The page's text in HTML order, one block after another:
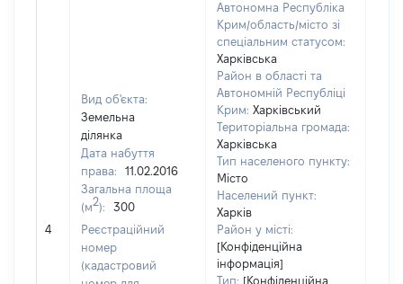
4
Вид об'єкта:
Земельна
ділянка
Дата набуття
права:
11.02.2016
Загальна площа
(м2):
300
Реєстраційний
номер
(кадастровий
Автономна Республіка
Крим/область/місто зі
спеціальним статусом:
Харківська
Район в області та
Автономній Республіці
Крим: Харківський
Територіальна громада:
Харківська
Тип населеного пункту:
Місто
Населений пункт:
Харків
Район у місті:
[Конфіденційна
інформація]
Тип: [Конфіденційна